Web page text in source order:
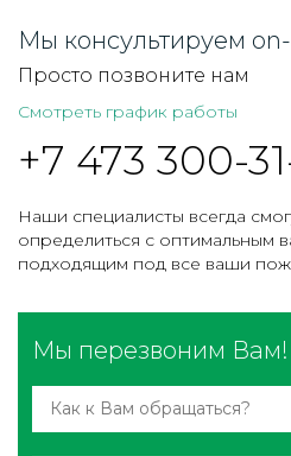
Мы консультируем
Просто позвоните нам
Смотреть график работы
+7 473 300-
Наши специалисты всегда
определиться с оптимальным
подходящим под все ваши
Мы перезвоним Вам!